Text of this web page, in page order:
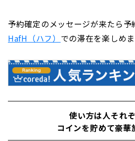
予約確定のメッセージが来たら予
HafH（ハフ） での滞在を楽しめま
使い方は人それぞ
コインを貯めて豪華